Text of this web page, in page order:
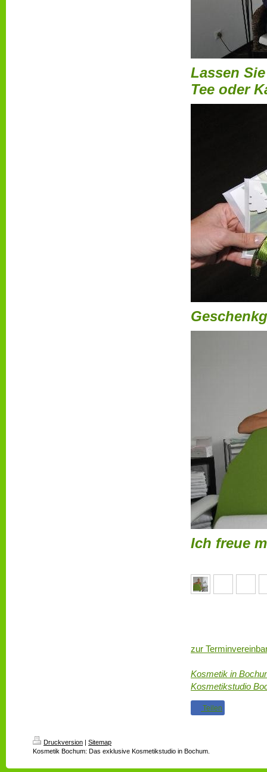
Lassen
Tee oder
Ich freue
zur
Kosmetik in
Kosmetikstudio
Teilen
Druckversion | Sitemap
Kosmetik Bochum: Das exklusive Kosmetikstudio in Bochum.